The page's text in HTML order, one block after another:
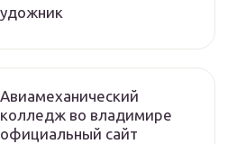
Авиамеханический
колледж во владимире
официальный сайт